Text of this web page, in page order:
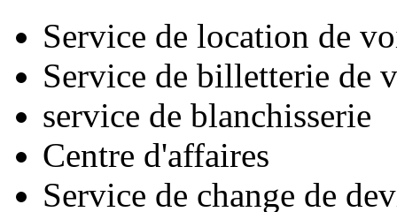
Service de location de
Service de billetterie de
service de blanchisserie
Centre d'affaires
Service de change de